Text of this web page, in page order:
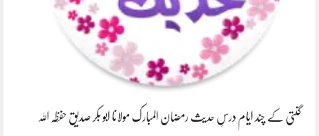
گنتی کے چند ایام درسِ حدیث رمضان المبارک مولانا ابو بکر صدیق حفظہ اللہ